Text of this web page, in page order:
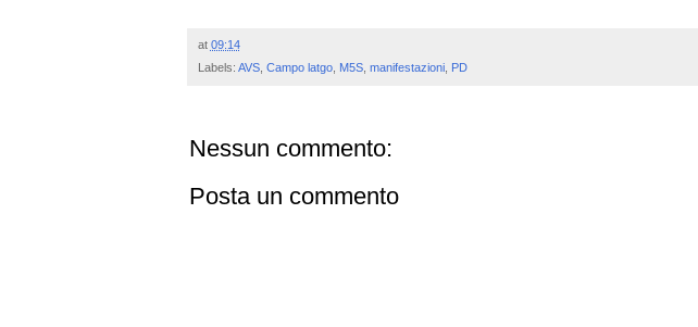
at 09:14
Labels: AVS, Campo latgo, M5S, manifestazioni, PD
Nessun commento:
Posta un commento